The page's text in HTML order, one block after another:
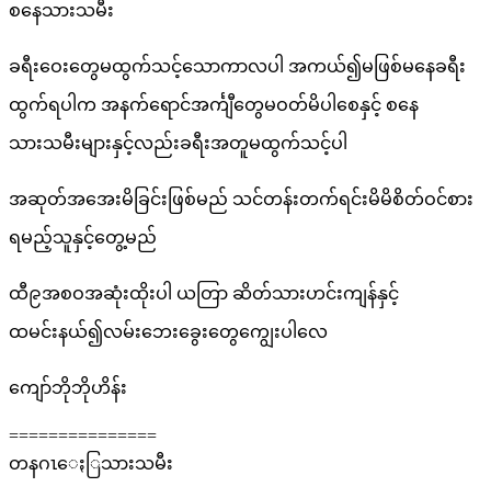
စနေသားသမီး
ခရီးဝေးတွေမထွက်သင့်သောကာလပါ အကယ်၍မဖြစ်မနေခရီး
ထွက်ရပါက အနက်ရောင်အင်္ကျီတွေမဝတ်မိပါစေနှင့် စနေ
သားသမီးများနှင့်လည်းခရီးအတူမထွက်သင့်ပါ
အဆုတ်အအေးမိခြင်းဖြစ်မည် သင်တန်းတက်ရင်းမိမိစိတ်ဝင်စား
ရမည့်သူနှင့်တွေ့မည်
ထီ၉အစဝအဆုံးထိုးပါ ယတြာ ဆိတ်သားဟင်းကျန်နှင့်
ထမင်းနယ်၍လမ်းဘေးခွေးတွေကျွေးပါလေ
ကျော်ဘိုဘိုဟိန်း
===============
တနဂၤေႏြသားသမီး